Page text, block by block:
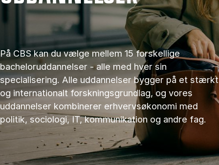
På CBS kan du vælge mellem 15 forskellige
bacheloruddannelser - alle med hver sin
specialisering. Alle uddannelser bygger på et stærkt
og internationalt forskningsgrundlag, og vores
uddannelser kombinerer erhvervsøkonomi med
politik, sociologi, IT, kommunikation og andre fag.